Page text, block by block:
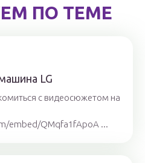
ПО ТЕМЕ
LG
с видеосюжетом на
embed/QMqfa1fApoA ...